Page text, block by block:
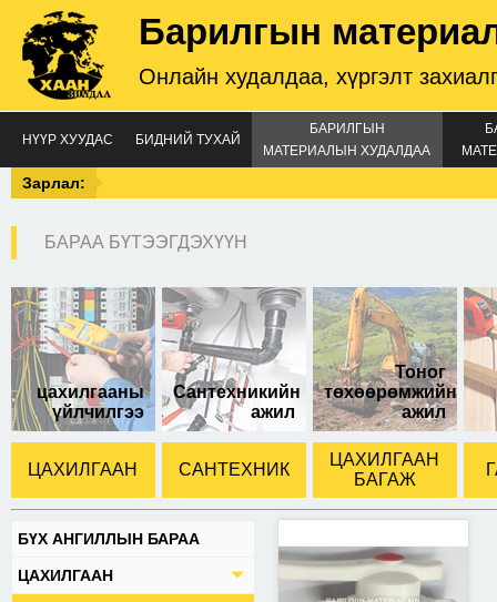
Барилгын
Онлайн худалдаа, хүргэлт
НҮҮР ХУУДАС БИДНИЙ ТУХАЙ
БАРИЛГЫН
МАТЕРИАЛЫН ХУДАЛДАА
Зарлал:
БАРАА БҮТЭЭГДЭХҮҮН
цахилгааны
үйлчилгээ
Сантехникийн
ажил
Тоног
төхөөрөмжийн
ажил
ЦАХИЛГААН САНТЕХНИК
ЦАХИЛГААН
БАГАЖ
БҮХ АНГИЛЛЫН БАРАА
ЦАХИЛГААН